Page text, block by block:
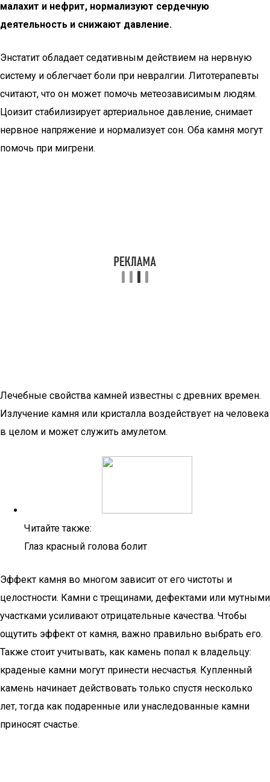
малахит и нефрит, нормализуют сердечную
деятельность и снижают давление.
Энстатит обладает седативным действием на нервную
систему и облегчает боли при невралгии. Литотерапевты
считают, что он может помочь метеозависимым людям.
Цоизит стабилизирует артериальное давление, снимает
нервное напряжение и нормализует сон. Оба камня могут
помочь при мигрени.
Лечебные свойства камней известны с древних времен.
Излучение камня или кристалла воздействует на человека
в целом и может служить амулетом.
Читайте также:
Глаз красный голова болит
Эффект камня во многом зависит от его чистоты и
целостности. Камни с трещинами, дефектами или мутными
участками усиливают отрицательные качества. Чтобы
ощутить эффект от камня, важно правильно выбрать его.
Также стоит учитывать, как камень попал к владельцу:
краденые камни могут принести несчастья. Купленный
камень начинает действовать только спустя несколько
лет, тогда как подаренные или унаследованные камни
приносят счастье.